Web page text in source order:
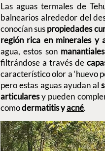
Las aguas termales de
balnearios alrededor del
conocían suspropiedades
región rica en minerales y
agua, estos son
filtrándose a través de
característico olor a ‘huevo
pero estas aguas ayudan al
articularesy pueden
comodermatitis yacné.